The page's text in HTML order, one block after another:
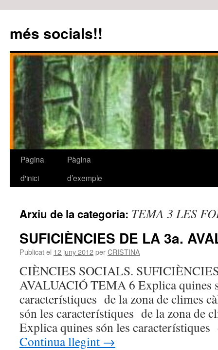
més socials!!
Vés
Pàgina
d'inici
Pàgina
d’exemple
Arxiu de la categoria: TEMA 3 LES
SUFICIÈNCIES DE LA 3a.
Publicat el 12 juny 2012perCRISTINA
CIÈNCIES SOCIALS.
AVALUACIÓ TEMA 6 Explica quines
característiques de la zona de climes
són les característiques de la zona de
Explica quines són les
Continua llegint →